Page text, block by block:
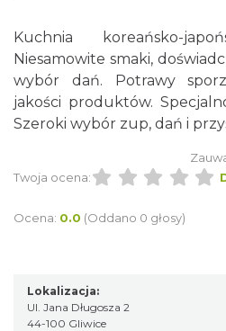
Kuchnia koreańsko-
Niesamowite smaki,
wybór dań. Potrawy
jakości produktów.
Szeroki wybór zup, dań i
Twoja ocena:
Ocena: 0.0 (Oddano 0 głosy)
Lokalizacja:
Ul. Jana Długosza 2
44-100 Gliwice